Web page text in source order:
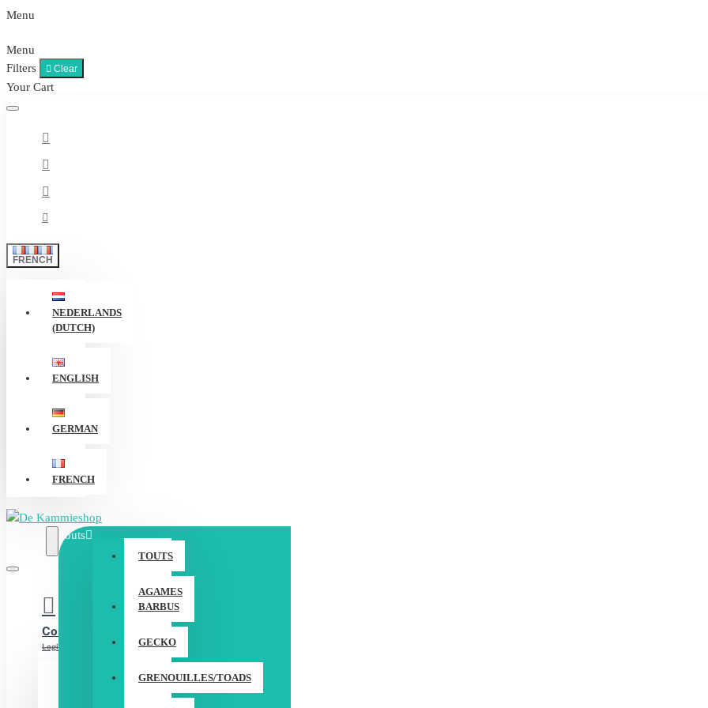
Menu
Menu
Filters
Clear
Your Cart
FRENCH
NEDERLANDS
(DUTCH)
ENGLISH
GERMAN
FRENCH
Touts
TOUTS
AGAMES
BARBUS
GECKO
GRENOUILLES/TOADS
Compte
Login / Registreur